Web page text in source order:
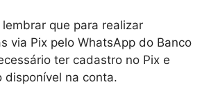
que para realizar
via Pix pelo WhatsApp do Banco
ter cadastro no Pix e
disponível na conta.